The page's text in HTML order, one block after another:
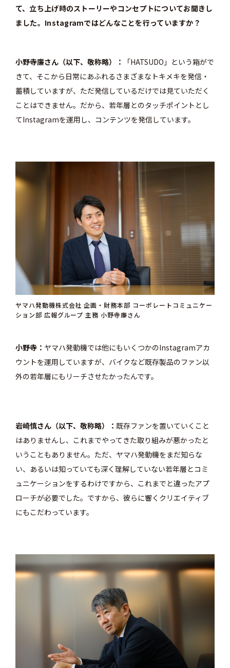
て、立ち上げ時のストーリーやコンセプトについてお聞きし
ました。Instagramではどんなことを行っていますか？
小野寺廉さん（以下、敬称略）
「HATSUDO」という箱がで
きて、そこから日常にあふれるさまざまなトキメキを発信・
蓄積していますが、ただ発信しているだけでは見ていただく
ことはできません。だから、若年層とのタッチポイントとし
てInstagramを運用し、コンテンツを発信しています。
ヤマハ発動機株式会社 企画・財務本部 コーポレートコミュニケー
ション部 広報グループ 主務 小野寺廉さん
小野寺
ヤマハ発動機では他にもいくつかのInstagramアカ
ウントを運用していますが、 バイクなど既存製品のファン以
外の若年層にもリーチさせたかったんです。
岩崎慎さん（以下、敬称略）
既存ファンを置いていくこと
はありませんし、これまでやってきた取り組みが悪かったと
いうこともありません。ただ、ヤマハ発動機をまだ知らな
い、あるいは知っていても深く理解していない若年層とコミ
ュニケーションをするわけですから、これまでと違ったアプ
ローチが必要でした。ですから、彼らに響くクリエイティブ
にもこだわっています。